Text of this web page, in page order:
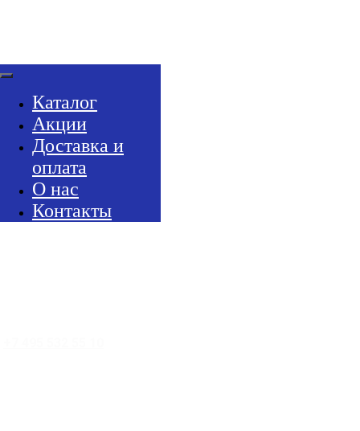
Каталог
Акции
Доставка и
оплата
О нас
Контакты